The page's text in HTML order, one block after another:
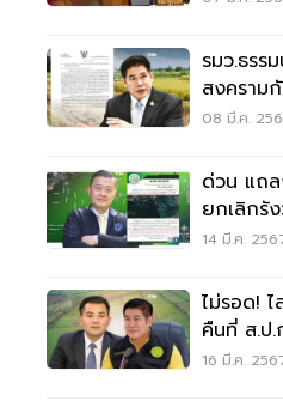
รมว.ธรร
สงคราม
ทั่วประเทศ
08 มี.ค.
ด่วน แถ
ยกเลิกรั
14 มี.ค.
ไม่รอด!
คืนที่ ส.ป
ล้าน
16 มี.ค.